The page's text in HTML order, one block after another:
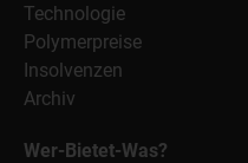
Technologie
Polymerpreise
Insolvenzen
Archiv
Wer-Bietet-Was?